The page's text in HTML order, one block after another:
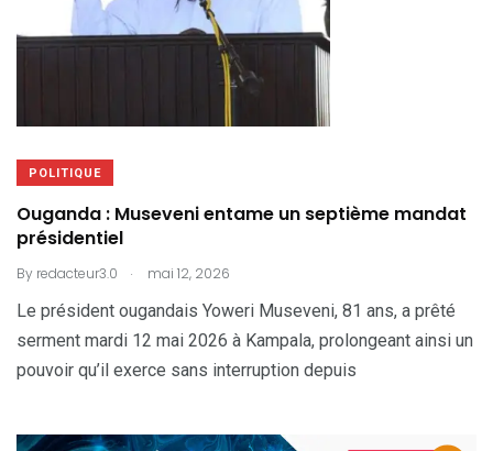
POLITIQUE
Ouganda : Museveni entame un septième mandat
présidentiel
By redacteur3.0 . mai 12, 2026
Le président ougandais Yoweri Museveni, 81 ans, a prêté
serment mardi 12 mai 2026 à Kampala, prolongeant ainsi un
pouvoir qu’il exerce sans interruption depuis